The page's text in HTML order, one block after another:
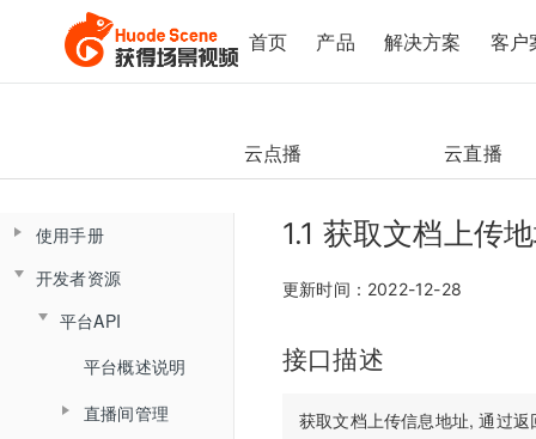
首页 产品 解决方案 客户
云点播 云直播
使用手册
控制台操作手册
直播间管理
创建直播间
直播间设置
数据总览
监课管理
产品简介
角色介绍
产品简介
产品发版记录
开发者资源
平台API
平台概述说明
直播间管理
1.1 获取文档上传
更新时间：2022-12-28
接口描述
获取文档上传信息地址, 通过